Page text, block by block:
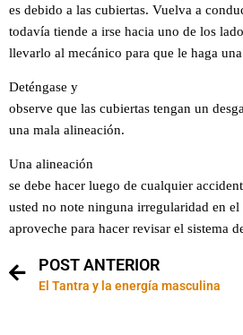
es debido a las cubiertas. Vuelva a
todavía tiende a irse hacia uno de los
llevarlo al mecánico para que le haga
Deténgase y
observe que las cubiertas tengan un
una mala alineación.
Una alineación
se debe hacer luego de cualquier
usted no note ninguna irregularidad en
aproveche para hacer revisar el sistema
POST ANTERIOR
El Tantra y la energía masculina